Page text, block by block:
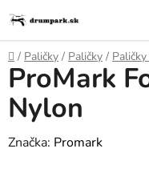
na
obsah
Domov
/ Paličky / Paličky /
ProMark
Nylon
Značka: Promark